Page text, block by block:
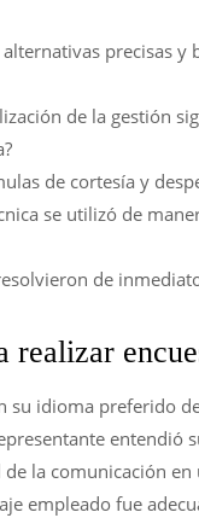
alternativas precisas
de la gestión
de cortesía y
se utilizó de
de
realizar
su idioma preferido
entendió
la comunicación en
empleado fue